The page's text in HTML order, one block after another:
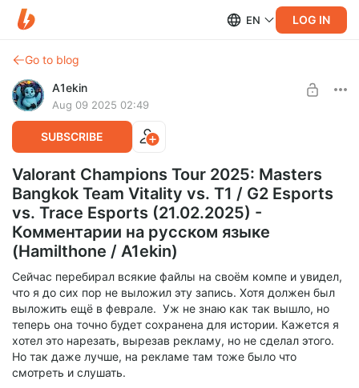
EN LOG IN
Go to blog
A1ekin
Aug 09 2025 02:49
SUBSCRIBE
Valorant Champions Tour 2025: Masters
Bangkok Team Vitality vs. T1 / G2 Esports
vs. Trace Esports (21.02.2025) -
Комментарии на русском языке
(Hamilthone / A1ekin)
Сейчас перебирал всякие файлы на своём компе и увидел,
что я до сих пор не выложил эту запись. Хотя должен был
выложить ещё в феврале. Уж не знаю как так вышло, но
теперь она точно будет сохранена для истории. Кажется я
хотел это нарезать, вырезав рекламу, но не сделал этого.
Но так даже лучше, на рекламе там тоже было что
смотреть и слушать.